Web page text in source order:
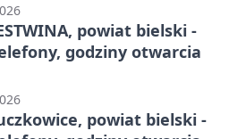
powiat bielski -
godziny otwarcia
powiat bielski -